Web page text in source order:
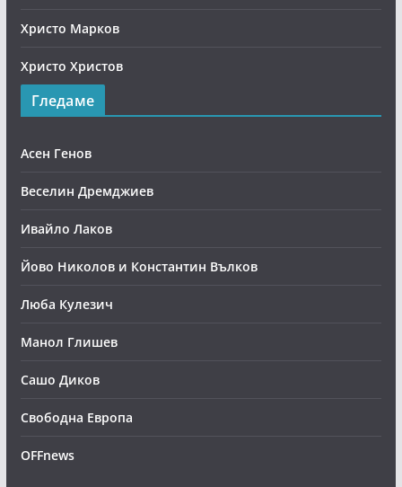
Христо Марков
Христо Христов
Гледаме
Асен Генов
Веселин Дремджиев
Ивайло Лаков
Йово Николов и Константин Вълков
Люба Кулезич
Манол Глишев
Сашо Диков
Свободна Европа
OFFnews